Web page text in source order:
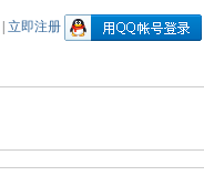
|立即注册